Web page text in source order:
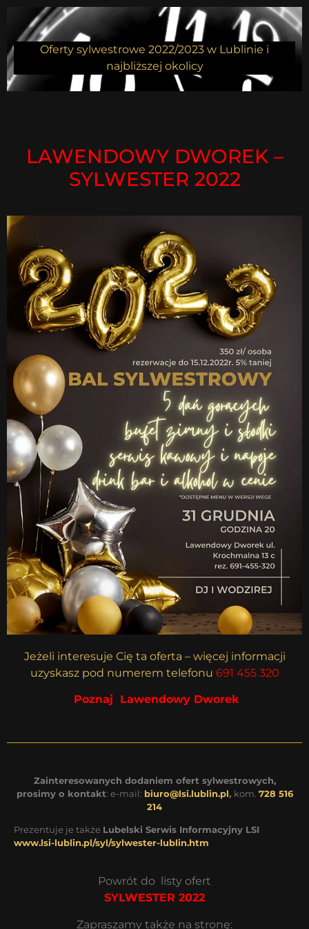
Oferty sylwestrowe 2022/2023 w Lublinie i
najbliższej okolicy
LAWENDOWY DWOREK –
SYLWESTER 2022
Jeżeli interesuje Cię ta oferta – więcej informacji
uzyskasz pod numerem telefonu 691 455 320
Poznaj Lawendowy Dworek
Zainteresowanych dodaniem ofert sylwestrowych,
prosimy o kontakt: e-mail: biuro@lsi.lublin.pl, kom. 728 516
214
Prezentuje je także Lubelski Serwis Informacyjny LSI
www.lsi-lublin.pl/syl/sylwester-lublin.htm
Powrót do listy ofert
SYLWESTER 2022
Zapraszamy także na stronę: